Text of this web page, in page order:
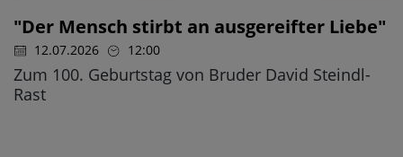
"Der Mensch stirbt an ausgereifter Liebe"
12.07.2026 12:00
Zum 100. Geburtstag von Bruder David Steindl-
Rast